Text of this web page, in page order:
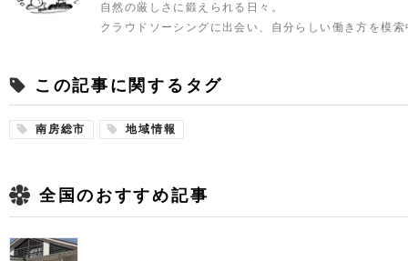
自然の厳しさに鍛えられる日々。
クラウドソーシングに出会い、自分らしい働き方を模索
この記事に関するタグ
南房総市 地域情報
全国のおすすめ記事